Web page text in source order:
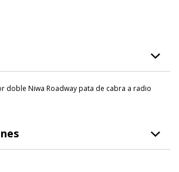
doble Niwa Roadway pata de cabra a radio